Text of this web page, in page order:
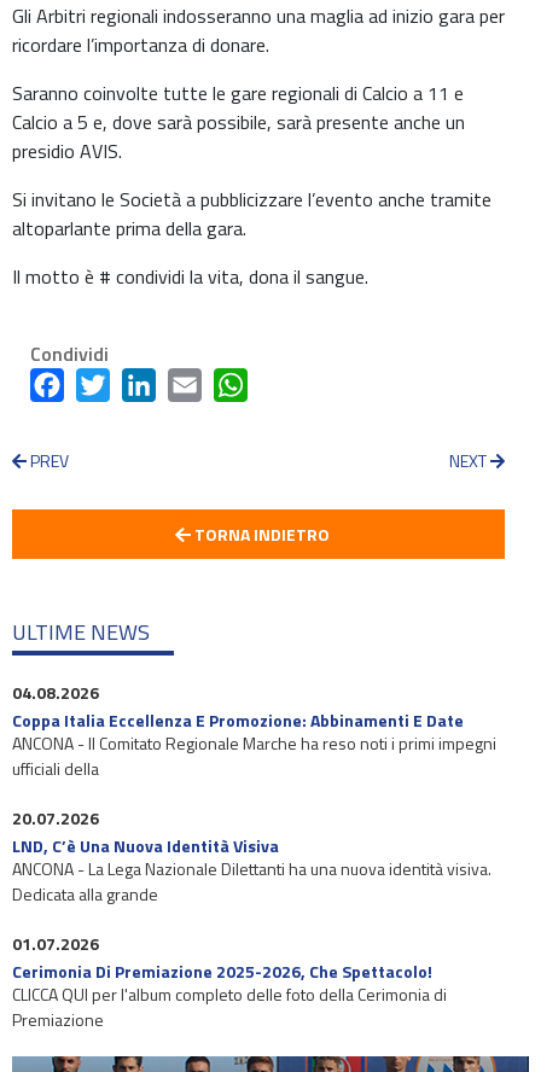
Gli Arbitri regionali indosseranno una maglia ad inizio gara per
ricordare l’importanza di donare.
Saranno coinvolte tutte le gare regionali di Calcio a 11 e
Calcio a 5 e, dove sarà possibile, sarà presente anche un
presidio AVIS.
Si invitano le Società a pubblicizzare l’evento anche tramite
altoparlante prima della gara.
Il motto è # condividi la vita, dona il sangue.
Condividi
FacebookTwitter LinkedInEmail
PREV NEXT
TORNA INDIETRO
ULTIME NEWS
04.08.2026
Coppa Italia Eccellenza E Promozione: Abbinamenti E Date
ANCONA - Il Comitato Regionale Marche ha reso noti i primi impegni
ufficiali della
20.07.2026
LND, C’è Una Nuova Identità Visiva
ANCONA - La Lega Nazionale Dilettanti ha una nuova identità visiva.
Dedicata alla grande
01.07.2026
Cerimonia Di Premiazione 2025-2026, Che Spettacolo!
CLICCA QUI per l'album completo delle foto della Cerimonia di
Premiazione